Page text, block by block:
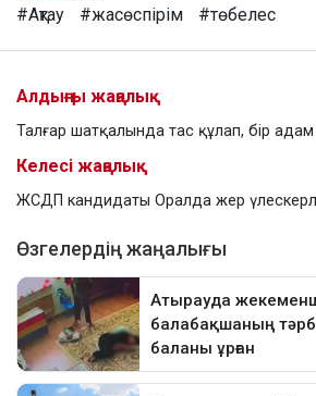
#Ақтау #жасөспірім #төбелес
Алдыңғы жаңалық
Талғар шатқалында тас құлап, бір
Келесі жаңалық
ЖСДП кандидаты Оралда жер